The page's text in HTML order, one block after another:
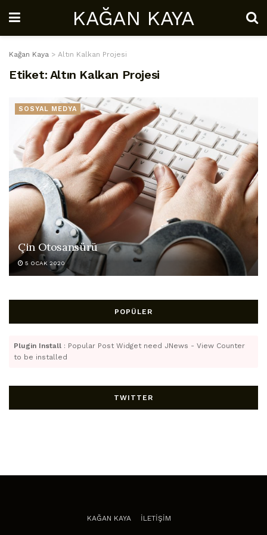
KAĞAN KAYA
Kağan Kaya > Altın Kalkan Projesi
Etiket: Altın Kalkan Projesi
SOSYAL MEDYA
Çin Otosansürü
5 OCAK 2020
POPÜLER
Plugin Install : Popular Post Widget need JNews - View Counter
to be installed
TWITTER
KAĞAN KAYA İLETİŞİM